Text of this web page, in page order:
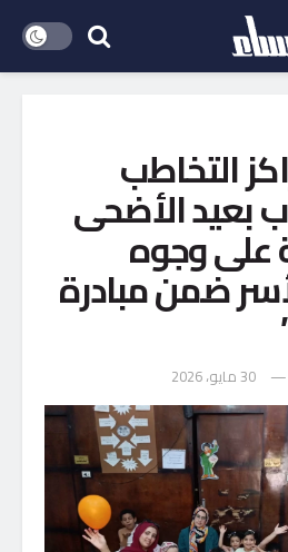
التخاطب
بعيد الأضحى
على وجوه
ضمن مبادرة
30 مايو، 2026